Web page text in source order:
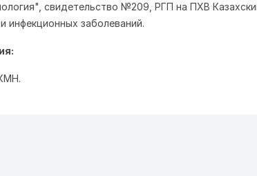
свидетельство №209, РГП на ПХВ
инфекционных заболеваний.